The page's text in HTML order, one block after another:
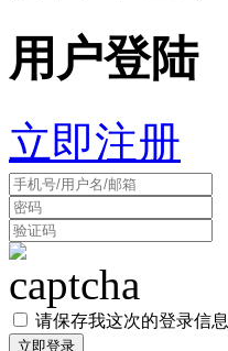
用户登陆
立即注册
请保存我这次的登录信息